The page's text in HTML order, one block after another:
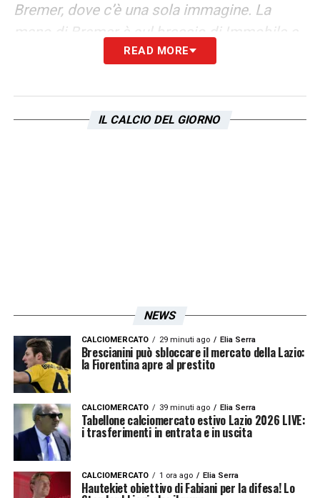
Bremer, dove c’è una sola immagine. La
mano di Bremer è sul braccio di Immobile e
poi c’è anche un contatto che arriva in
Abbiamo fatto una lente , Maresca è
vicinissimo. Il tocco sul piede c’è
piede di McKennie gli impediscono la vista e
non può giudicare. La verifica del Var dura un
minuto e poi è stato convalidato il gol.
Nessuna immagine è stata proposta durante
la partita. Irrati e Maggiori erano
assolutamente certi che questo episodio
fosse marginale e bastasse la loro
certificazione tracciando le righe di
READ MORE
IL CALCIO DEL GIORNO
NEWS
CALCIOMERCATO 29 minuti ago Elia Serra
Brescianini può sbloccare il mercato della Lazio:
la Fiorentina apre al prestito
CALCIOMERCATO 39 minuti ago Elia Serra
Tabellone calciomercato estivo Lazio 2026 LIVE:
i trasferimenti in entrata e in uscita
CALCIOMERCATO 1 ora ago Elia Serra
Hautekiet obiettivo di Fabiani per la difesa! Lo